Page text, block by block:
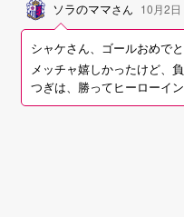
ソラのママさん 10月2日
シャケさん、ゴールおめで
メッチャ嬉しかったけど、
つぎは、勝ってヒーローイ